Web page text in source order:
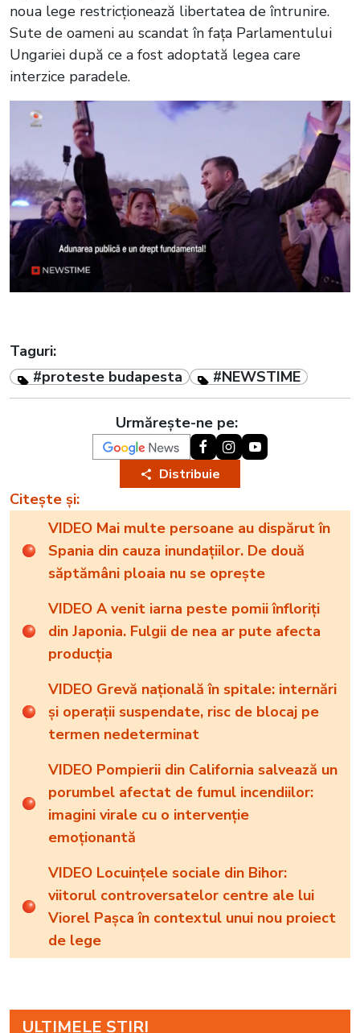
noua lege restricționează libertatea de întrunire.
Sute de oameni au scandat în fața Parlamentului
Ungariei după ce a fost adoptată legea care
interzice paradele.
Taguri:
#proteste budapesta
#NEWSTIME
Urmărește-ne pe:
Distribuie
Citește și:
VIDEO Mai multe persoane au dispărut în
Spania din cauza inundațiilor. De două
săptămâni ploaia nu se oprește
VIDEO A venit iarna peste pomii înfloriți
din Japonia. Fulgii de nea ar pute afecta
producția
VIDEO Grevă națională în spitale: internări
și operații suspendate, risc de blocaj pe
termen nedeterminat
VIDEO Pompierii din California salvează un
porumbel afectat de fumul incendiilor:
imagini virale cu o intervenție
emoționantă
VIDEO Locuințele sociale din Bihor:
viitorul controversatelor centre ale lui
Viorel Pașca în contextul unui nou proiect
de lege
ULTIMELE ȘTIRI